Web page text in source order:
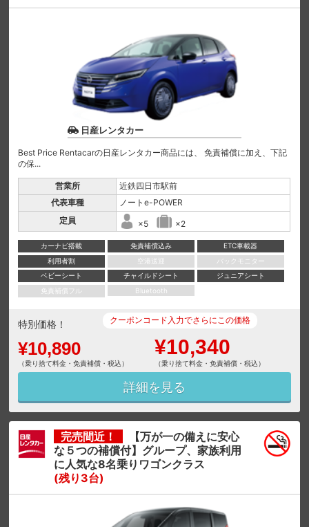
日産レンタカー
Best Price Rentacarの日産レンタカー商品には、 免責補償に加え、下記
の保...
営業所
近鉄四日市駅前
代表車種
ノートe-POWER
定員
×5 ×2
カーナビ搭載 免責補償込み
ETC車載器
利用者割
空港送迎
バックモニター
ベビーシート
チャイルドシート
ジュニアシート
免責補償フル
Bluetooth
特別価格！
¥10,890
（乗り捨て料金・免責補償・税込）
クーポンコード入力でさらにこの価格
¥10,340
（乗り捨て料金・免責補償・税込）
詳細を見る
完売間近！
【万が一の備えに安心
な５つの補償付】グループ、家族利用
に人気な8名乗りワゴンクラス
(残り3台)